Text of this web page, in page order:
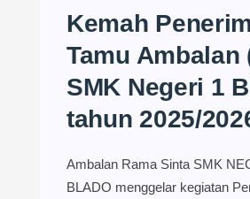
Kemah
Tamu Ambalan
SMK Negeri 1
tahun 2025/
Ambalan Rama Sinta SMK
BLADO menggelar kegiatan